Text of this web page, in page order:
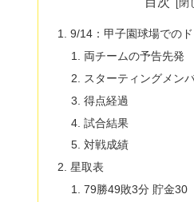
9/14：甲子園球場での
両チームの予告先発
スターティングメン
得点経過
試合結果
対戦成績
星取表
79勝49敗3分 貯金30